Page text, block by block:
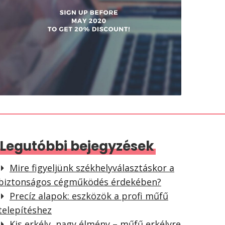
Legutóbbi bejegyzések
Mire figyeljünk székhelyválasztáskor a
cégműködés érdekében?
Precíz alapok: eszközök a profi műfű